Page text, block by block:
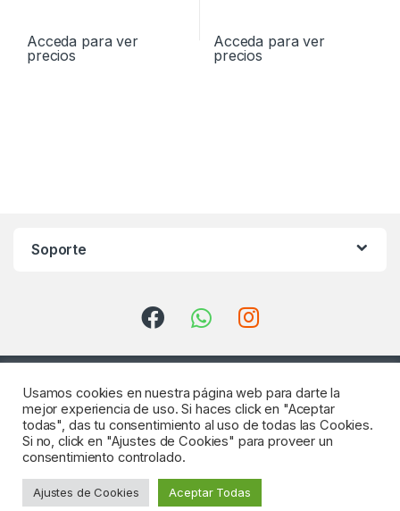
Acceda para ver
precios
Acceda para ver
precios
Soporte
¿Consultas? Llámenos
922 64 18 04
Usamos cookies en nuestra página web para darte la
mejor experiencia de uso. Si haces click en "Aceptar
todas", das tu consentimiento al uso de todas las Cookies.
Si no, click en "Ajustes de Cookies" para proveer un
consentimiento controlado.
Ajustes de Cookies Aceptar Todas